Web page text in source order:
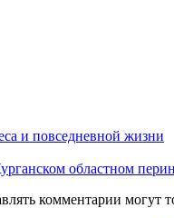
и повседневной жизни
областном
комментарии могут